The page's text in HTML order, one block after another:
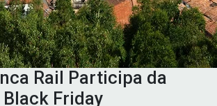
Rail Participa da
Black Friday